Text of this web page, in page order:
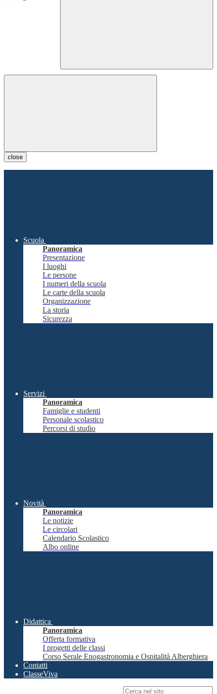
close
Scuola
Panoramica
Presentazione
I luoghi
Le persone
I numeri della scuola
Le carte della scuola
Organizzazione
La storia
Sicurezza
Servizi
Panoramica
Famiglie e studenti
Personale scolastico
Percorsi di studio
Novità
Panoramica
Le notizie
Le circolari
Calendario Scolastico
Albo online
Didattica
Panoramica
Offerta formativa
I progetti delle classi
Corso Serale Enogastronomia e Ospitalità Alberghiera
Contatti
ClasseViva